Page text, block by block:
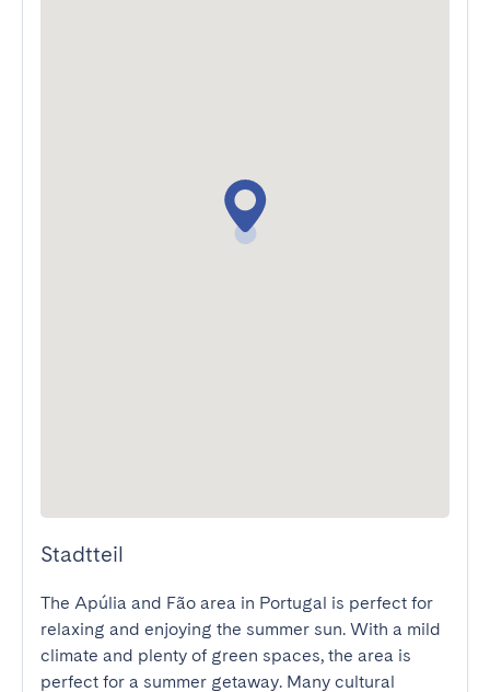
Stadtteil
The Apúlia and Fão area in Portugal is perfect for
relaxing and enjoying the summer sun. With a mild
climate and plenty of green spaces, the area is
perfect for a summer getaway. Many cultural